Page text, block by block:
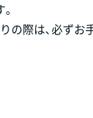
の際は、必ず